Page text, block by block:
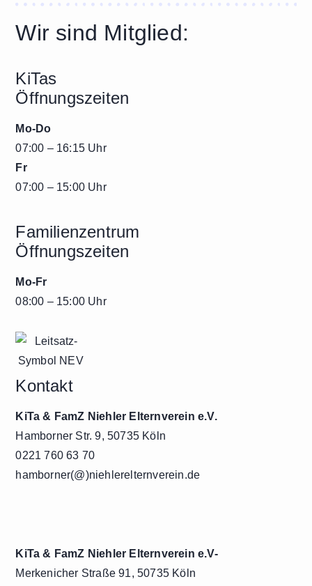
Wir sind Mitglied:
KiTas
Öffnungszeiten
Mo-Do
07:00 – 16:15 Uhr
Fr
07:00 – 15:00 Uhr
Familienzentrum
Öffnungszeiten
Mo-Fr
08:00 – 15:00 Uhr
Kontakt
KiTa & FamZ Niehler Elternverein e.V.
Hamborner Str. 9, 50735 Köln
0221 760 63 70
hamborner(@)niehlerelternverein.de
KiTa & FamZ Niehler Elternverein e.V-
Merkenicher Straße 91, 50735 Köln